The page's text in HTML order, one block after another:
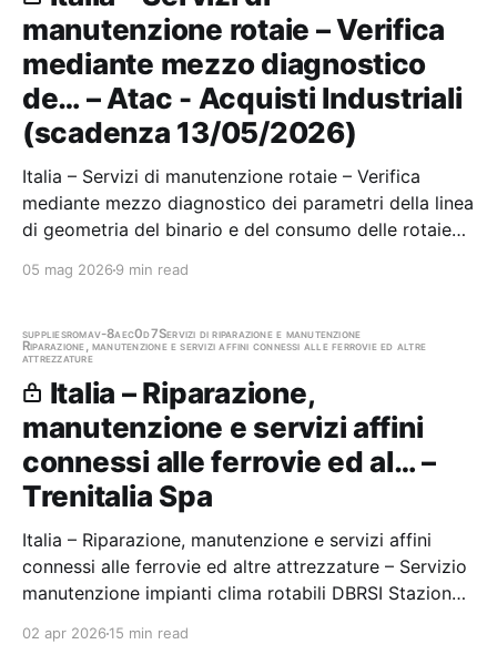
manutenzione rotaie – Verifica
mediante mezzo diagnostico
de… – Atac - Acquisti Industriali
(scadenza 13/05/2026)
Italia – Servizi di manutenzione rotaie – Verifica
mediante mezzo diagnostico dei parametri della linea
di geometria del binario e del consumo delle rotaie
Stazione appaltante: Atac - Acquisti Industriali
05 mag 2026 9 min read
suppliesromav-8aec0d7Servizi di riparazione e manutenzione
Riparazione, manutenzione e servizi affini connessi alle ferrovie ed altre
attrezzature
Italia – Riparazione,
manutenzione e servizi affini
connessi alle ferrovie ed al… –
Trenitalia Spa
Italia – Riparazione, manutenzione e servizi affini
connessi alle ferrovie ed altre attrezzature – Servizio
manutenzione impianti clima rotabili DBRSI Stazione
02 apr 2026 15 min read